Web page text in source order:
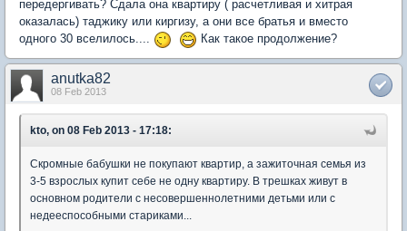
передергивать? Сдала она квартиру ( расчетливая и хитрая
оказалась) таджику или киргизу, а они все братья и вместо
одного 30 вселилось....
Как такое продолжение?
anutka82
08 Feb 2013
kto, on 08 Feb 2013 - 17:18:
Скромные бабушки не покупают квартир, а зажиточная семья из
3-5 взрослых купит себе не одну квартиру. В трешках живут в
основном родители с несовершеннолетними детьми или с
недееспособными стариками...